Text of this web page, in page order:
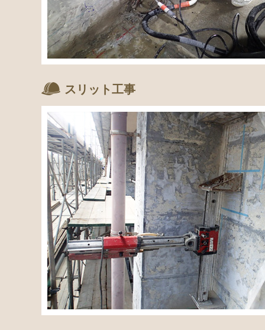
スリット工事